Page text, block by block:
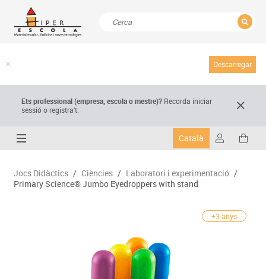
Descarregar
Ets professional (empresa,escola o mestre)? Recorda iniciar
sessió o registra't.
Català
Jocs Didàctics / Ciències / Laboratori i experimentació /
Primary Science® Jumbo Eyedroppers with stand
+3 anys